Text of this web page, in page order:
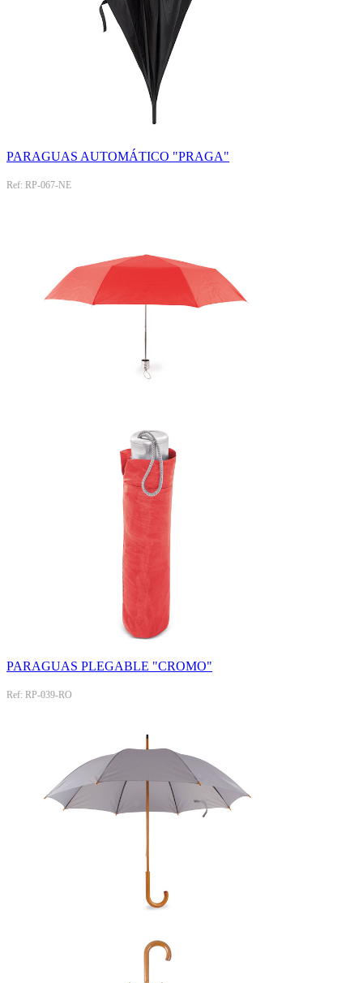
PARAGUAS AUTOMÁTICO "PRAGA"
Ref: RP-067-NE
PARAGUAS PLEGABLE "CROMO"
Ref: RP-039-RO